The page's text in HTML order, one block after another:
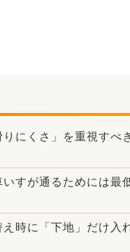
にくさ」を重視すべ
すが通るためには最
え時に「下地」だけ入